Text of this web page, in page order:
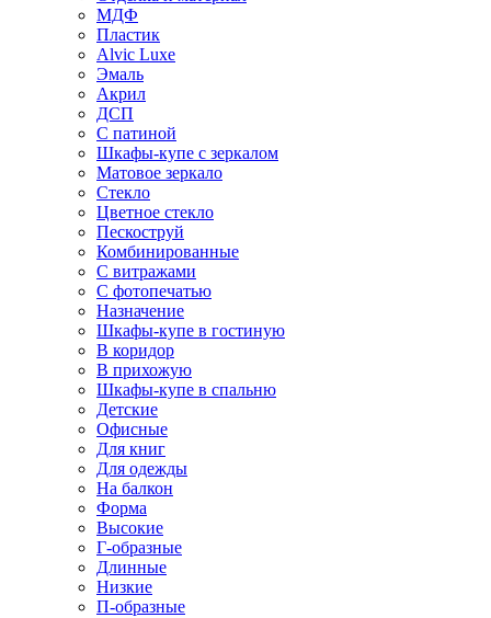
МДФ
Пластик
Alvic Luxe
Эмаль
Акрил
ДСП
С патиной
Шкафы-купе с зеркалом
Матовое зеркало
Стекло
Цветное стекло
Пескоструй
Комбинированные
С витражами
С фотопечатью
Назначение
Шкафы-купе в гостиную
В коридор
В прихожую
Шкафы-купе в спальню
Детские
Офисные
Для книг
Для одежды
На балкон
Форма
Высокие
Г-образные
Длинные
Низкие
П-образные